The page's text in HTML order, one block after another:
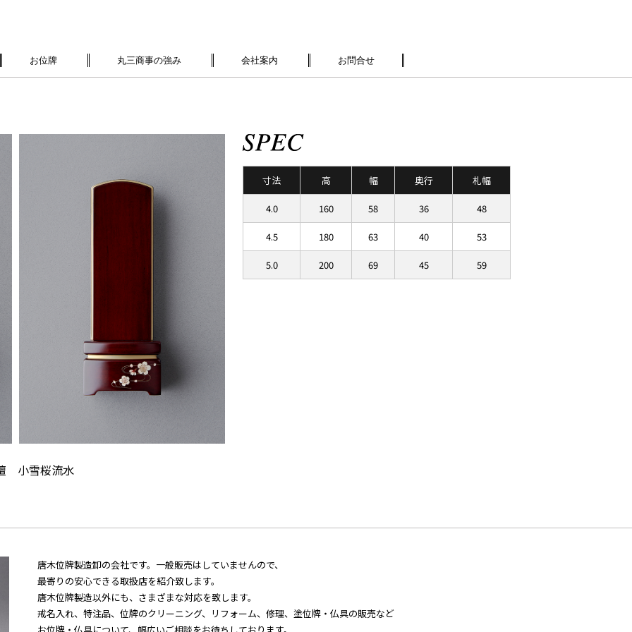
お位牌 丸三商事の強み 会社案内 お問合せ
小雪桜流水
寸法 高 幅 奥行 札幅
4.0 160 58 36 48
4.5 180 63 40 53
5.0 200 69 45 59
唐木位牌製造卸の会社です。一般販売はしていませんので、
最寄りの安心できる取扱店を紹介致します。
唐木位牌製造以外にも、さまざまな対応を致します。
戒名入れ、特注品、位牌のクリーニング、リフォーム、修理、塗位牌・仏具の販売など